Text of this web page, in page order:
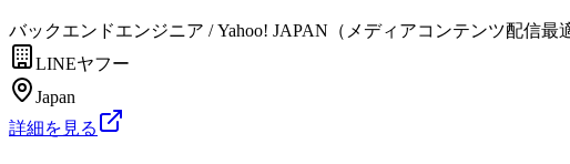
バックエンドエンジニア / Yahoo! JAPAN（メディアコンテンツ配信最
LINEヤフー
Japan
詳細を見る